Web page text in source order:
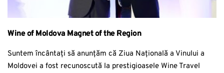
Wine of Moldova Magnet of the Region
Suntem încântați să anunțăm că Ziua Națională a Vinului a
Moldovei a fost recunoscută la prestigioasele Wine Travel